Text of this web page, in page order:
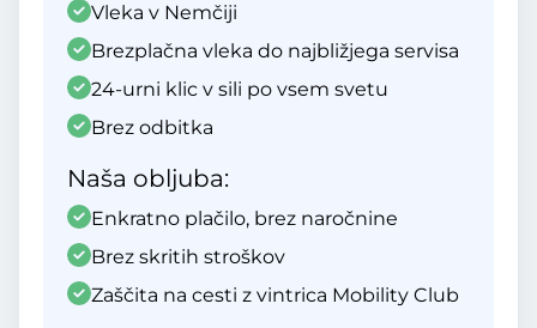
Vleka v Nemčiji
Brezplačna vleka do najbližjega servisa
24-urni klic v sili po vsem svetu
Brez odbitka
Naša obljuba:
Enkratno plačilo, brez naročnine
Brez skritih stroškov
Zaščita na cesti z vintrica Mobility Club